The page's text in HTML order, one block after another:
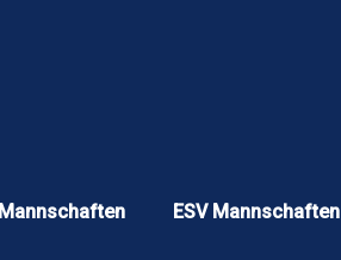
Mannschaften ESV Mannschaften